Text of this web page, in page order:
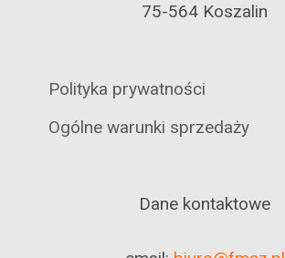
75-564 Koszalin
Polityka prywatności
Ogólne warunki sprzedaży
Dane kontaktowe